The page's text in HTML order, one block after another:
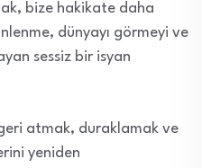
bize hakikate daha
dünyayı görmeyi ve
sessiz bir isyan
atmak, duraklamak ve
yeniden